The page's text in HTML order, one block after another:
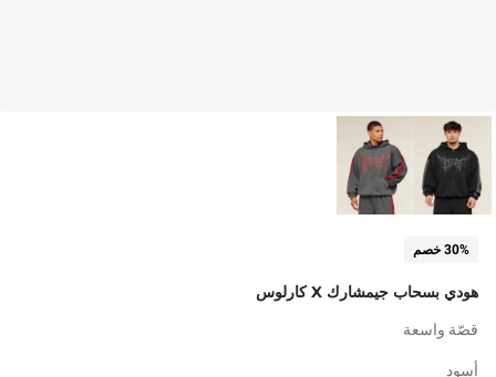
30% خصم
هودي بسحاب جيمشارك X كارلوس
قصّة واسعة
أسود